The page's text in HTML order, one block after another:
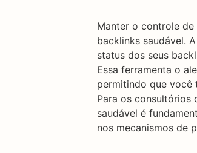
Manter o controle
backlinks saudável.
status dos seus
Essa ferramenta o
permitindo que você
Para os
saudável é
nos mecanismos de